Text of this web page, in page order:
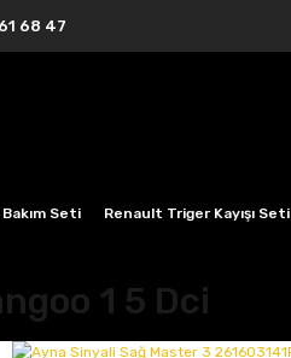
68 47
Seti Renault Triger Kayışı Seti
1 5 Dci